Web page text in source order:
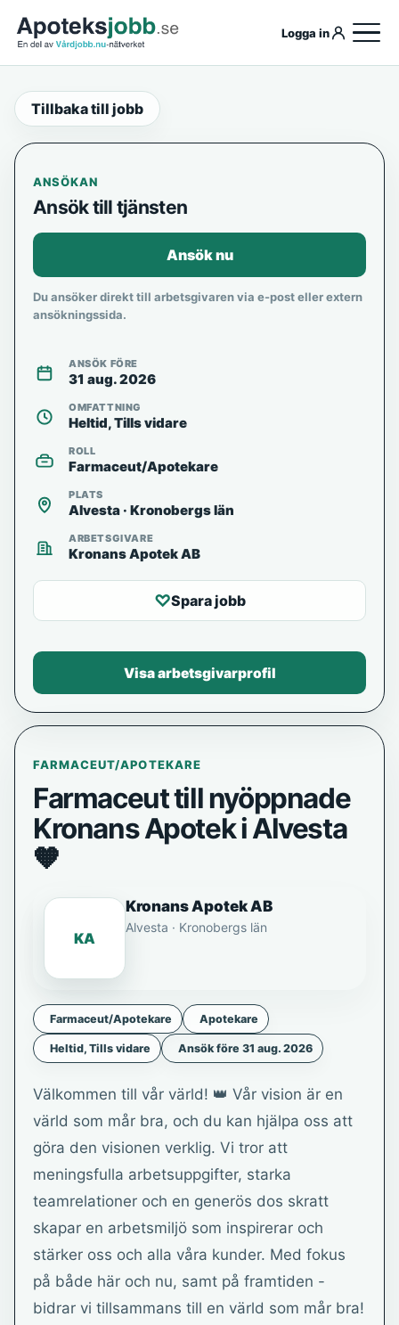
Logga in
Tillbaka till jobb
FARMACEUT/APOTEKARE
Farmaceut till nyöppnade
Kronans Apotek i Alvesta
🧡
KA
Kronans Apotek AB
Alvesta · Kronobergs län
Farmaceut/Apotekare Apotekare
Heltid, Tills vidare Ansök före 31 aug. 2026
Välkommen till vår värld! 👑 Vår vision är en
värld som mår bra, och du kan hjälpa oss att
göra den visionen verklig. Vi tror att
meningsfulla arbetsuppgifter, starka
teamrelationer och en generös dos skratt
skapar en arbetsmiljö som inspirerar och
stärker oss och alla våra kunder. Med fokus
på både här och nu, samt på framtiden -
bidrar vi tillsammans till en värld som mår bra!
ANSÖKAN
Ansök till tjänsten
Ansök nu
Du ansöker direkt till arbetsgivaren via e-post eller extern
ansökningssida.
ANSÖK FÖRE
31 aug. 2026
OMFATTNING
Heltid, Tills vidare
ROLL
Farmaceut/Apotekare
PLATS
Alvesta · Kronobergs län
ARBETSGIVARE
Kronans Apotek AB
♡Spara jobb
Visa arbetsgivarprofil